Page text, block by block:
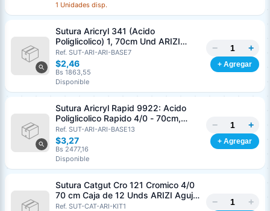
1 Unidades disp.
Sutura Aricryl 341 (Acido
Poliglicolico) 1, 70cm Und ARIZI
Aguja de 1/2 Circulo Punta Conica
36mm
Ref. SUT-ARI-ARI-BASE7
$2,46
Bs 1863,55
Disponible
− +
+ Agregar
Sutura Aricryl Rapid 9922: Acido
Poliglicolico Rapido 4/0 - 70cm,
aguja de 3/8 Corte Inverso 19mm
Und ARIZI Absorbible
Ref. SUT-ARI-ARI-BASE13
$3,27
Bs 2477,16
Disponible
− +
+ Agregar
Sutura Catgut Cro 121 Cromico 4/0
70 cm Caja de 12 Unds ARIZI Aguja
de 1/2 Circulo Punta Conica 26 mm
Ref. SUT-CAT-ARI-KIT1 − +